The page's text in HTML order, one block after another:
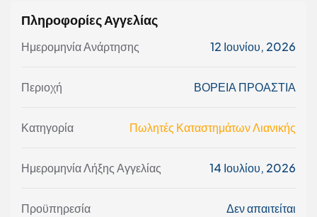
Πληροφορίες Αγγελίας
Ημερομηνία Ανάρτησης 12 Ιουνίου, 2026
Περιοχή ΒΟΡΕΙΑ ΠΡΟΑΣΤΙΑ
Κατηγορία Πωλητές Καταστημάτων Λιανικής
Ημερομηνία Λήξης Αγγελίας 14 Ιουλίου, 2026
Προϋπηρεσία Δεν απαιτείται